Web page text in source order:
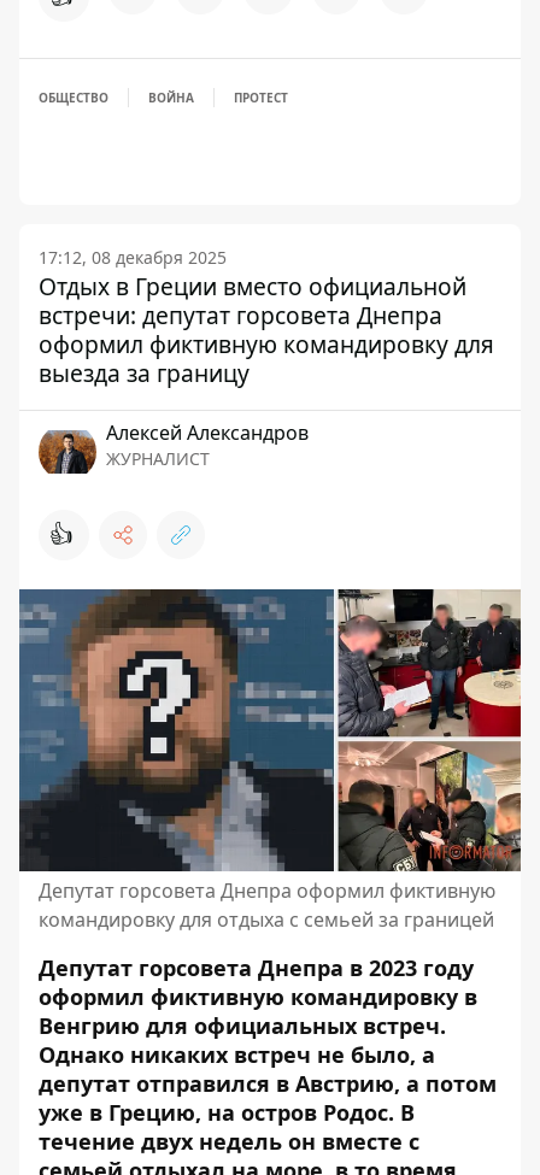
ОБЩЕСТВО ВОЙНА ПРОТЕСТ
17:12, 08 декабря 2025
Отдых в Греции вместо официальной
встречи: депутат горсовета Днепра
оформил фиктивную командировку для
выезда за границу
Алексей Александров
ЖУРНАЛИСТ
👍
Депутат горсовета Днепра оформил фиктивную
командировку для отдыха с семьей за границей
Депутат горсовета Днепра в 2023 году
оформил фиктивную командировку в
Венгрию для официальных встреч.
Однако никаких встреч не было, а
депутат отправился в Австрию, а потом
уже в Грецию, на остров Родос. В
течение двух недель он вместе с